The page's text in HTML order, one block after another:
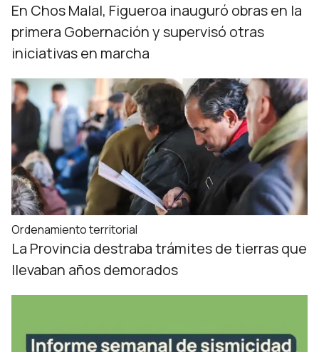
En Chos Malal, Figueroa inauguró obras en la
primera Gobernación y supervisó otras
iniciativas en marcha
Ordenamiento territorial
La Provincia destraba trámites de tierras que
llevaban años demorados